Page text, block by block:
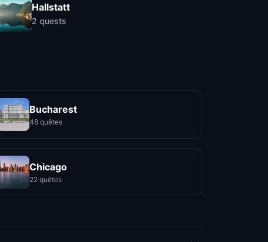
Hallstatt
2 quests
Bucharest
48 quêtes
Chicago
22 quêtes